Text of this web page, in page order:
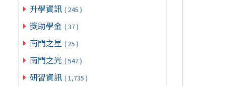
升學資訊 ( 245 )
獎助學金 ( 37 )
南門之星 ( 25 )
南門之光 ( 547 )
研習資訊 ( 1,735 )